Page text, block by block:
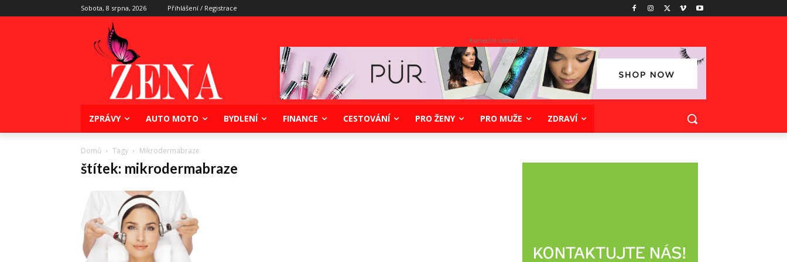
Sobota, 8 srpna, 2026 Přihlášení / Registrace
- Komerční sdělení -
ZPRÁVY AUTO MOTO BYDLENÍ FINANCE CESTOVÁNÍ PRO ŽENY PRO MUŽE ZDRAVÍ
Domů Tagy Mikrodermabraze
štítek: mikrodermabraze